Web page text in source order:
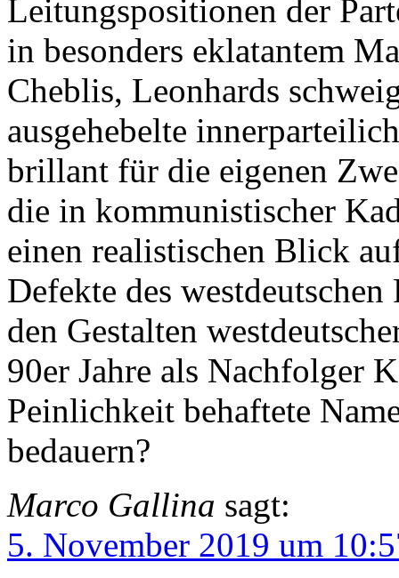
Leitungspositionen der
in besonders eklatantem
Cheblis, Leonhards
ausgehebelte
brillant für die eigenen
die in kommunistischer
einen realistischen Blick
Defekte des
den Gestalten
90er Jahre als Nachfolger
Peinlichkeit behaftete
bedauern?
Marco Gallina sagt:
5. November 2019 um